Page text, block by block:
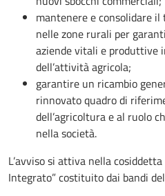
mantenere e consolidare
nelle zone rurali per
aziende vitali e produttive
dell’attività agricola;
garantire un ricambio
rinnovato quadro di
dell’agricoltura e al ruolo
nella società.
L’avviso si attiva nella
Integrato” costituito dai bandi